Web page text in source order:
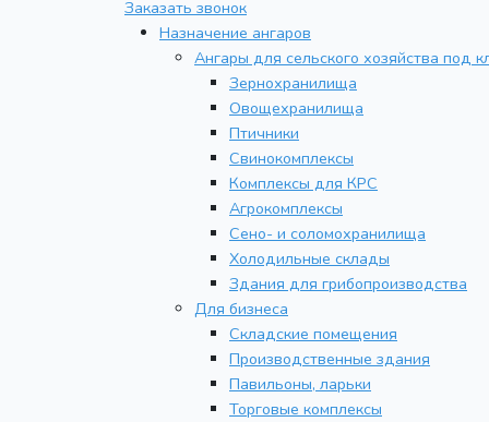
Заказать звонок
Назначение ангаров
Ангары для сельского хозяйства под
Зернохранилища
Овощехранилища
Птичники
Свинокомплексы
Комплексы для КРС
Агрокомплексы
Сено- и соломохранилища
Холодильные склады
Здания для грибопроизводства
Для бизнеса
Складские помещения
Производственные здания
Павильоны, ларьки
Торговые комплексы